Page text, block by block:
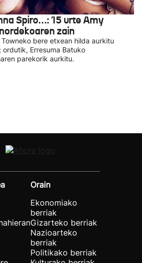
Spiro…: 15 urte Amy
zain
bere etxean hilda aurkitu
ordutik, Erresuma Batuko
parekorik aurkitu.
Orain
Ekonomiako
berriak
Gizarteko berriak
Nazioarteko
berriak
Politikako berriak